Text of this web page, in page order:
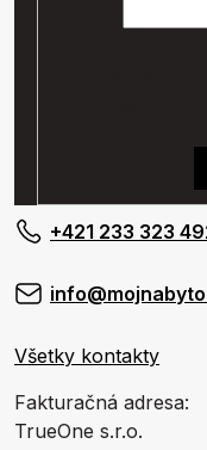
+421 233 323
Všetky kontakty
Fakturačná adresa:
TrueOne s.r.o.